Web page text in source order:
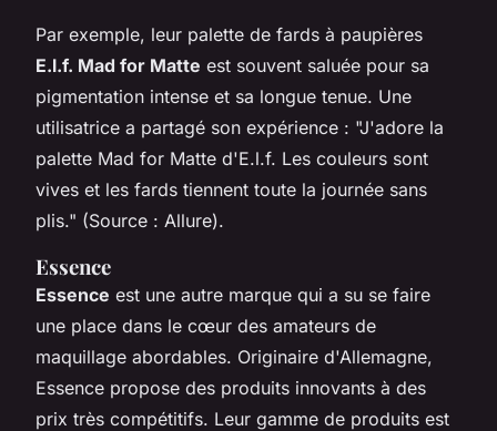
Par exemple, leur palette de fards à paupières
E.l.f. Mad for Matte est souvent saluée pour sa
pigmentation intense et sa longue tenue. Une
utilisatrice a partagé son expérience : "J'adore la
palette Mad for Matte d'E.l.f. Les couleurs sont
vives et les fards tiennent toute la journée sans
plis." (Source : Allure).
Essence
Essence est une autre marque qui a su se faire
une place dans le cœur des amateurs de
maquillage abordables. Originaire d'Allemagne,
Essence propose des produits innovants à des
prix très compétitifs. Leur gamme de produits est